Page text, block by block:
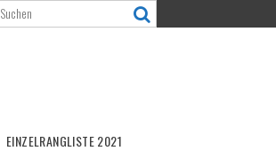
EINZELRANGLISTE 2021